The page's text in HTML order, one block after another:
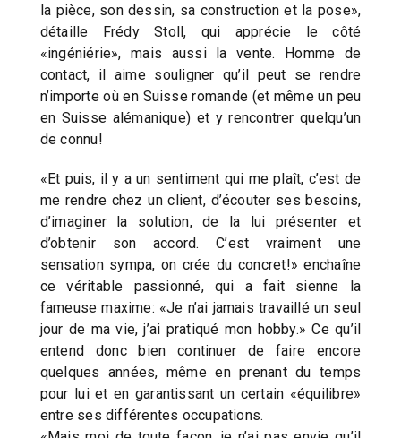
la pièce, son dessin, sa construction et la pose»,
détaille Frédy Stoll, qui apprécie le côté
«ingéniérie», mais aussi la vente. Homme de
contact, il aime souligner qu’il peut se rendre
n’importe où en Suisse romande (et même un peu
en Suisse alémanique) et y rencontrer quelqu’un
de connu!
«Et puis, il y a un sentiment qui me plaît, c’est de
me rendre chez un client, d’écouter ses besoins,
d’imaginer la solution, de la lui présenter et
d’obtenir son accord. C’est vraiment une
sensation sympa, on crée du concret!» enchaîne
ce véritable passionné, qui a fait sienne la
fameuse maxime: «Je n’ai jamais travaillé un seul
jour de ma vie, j’ai pratiqué mon hobby.» Ce qu’il
entend donc bien continuer de faire encore
quelques années, même en prenant du temps
pour lui et en garantissant un certain «équilibre»
entre ses différentes occupations.